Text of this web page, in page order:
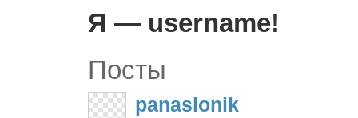
Я — username!
Посты
panaslonik